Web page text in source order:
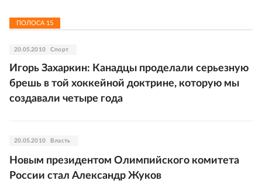
ПОЛОСА 15
20.05.2010 Спорт
Игорь Захаркин: Канадцы проделали серьезную
брешь в той хоккейной доктрине, которую мы
создавали четыре года
20.05.2010 Власть
Новым президентом Олимпийского комитета
России стал Александр Жуков